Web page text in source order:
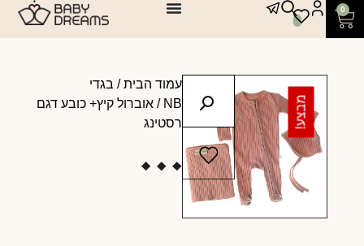
0
מבצע!
עמוד הבית/ בגדי
NB / אוברול קיץ+ כובע דגם
רסטינג